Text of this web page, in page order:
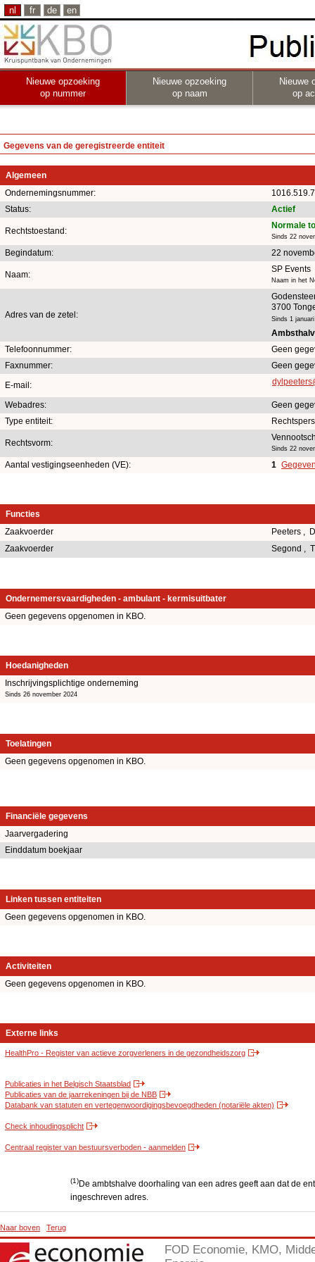
nl fr de en
Nieuwe opzoeking
op nummer
Nieuwe opzoeking
op naam
Nieuwe
op
Gegevens van de geregistreerde entiteit
Algemeen
Ondernemingsnummer:
Status:
Actief
Rechtstoestand:
Normale
Sinds 22
Begindatum: 22
Naam:
SP Events
Naam in het
Adres van de zetel:
3700
Sinds 1
Telefoonnummer:
Geen
Faxnummer:
Geen
E-mail:
Webadres:
Geen
Type entiteit:
Rechtsvorm:
Sinds 22
Aantal vestigingseenheden (VE): 1
Functies
Zaakvoerder
Peeters ,
Zaakvoerder
Segond ,
Ondernemersvaardigheden - ambulant - kermisuitbater
Geen gegevens opgenomen in KBO.
Hoedanigheden
Inschrijvingsplichtige onderneming
Sinds 26 november 2024
Toelatingen
Geen gegevens opgenomen in KBO.
Financiële gegevens
Jaarvergadering
Einddatum boekjaar
Linken tussen entiteiten
Geen gegevens opgenomen in KBO.
Activiteiten
Geen gegevens opgenomen in KBO.
Externe links
HealthPro - Register van actieve zorgverleners in de gezondheidszorg
Publicaties in het Belgisch Staatsblad
Publicaties van de jaarrekeningen bij de NBB
Databank van statuten en vertegenwoordigingsbevoegdheden (notariële akten)
Check inhoudingsplicht
Centraal register van bestuursverboden - aanmelden
(1)De ambtshalve doorhaling van een adres geeft aan dat de
ingeschreven adres.
Naar boven Terug
FOD Economie, KMO,